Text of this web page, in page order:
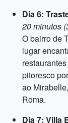
Dia 6:
20 minutos
O bairro de
lugar
pitoresco
ao
Roma.
Dia 7: Villa